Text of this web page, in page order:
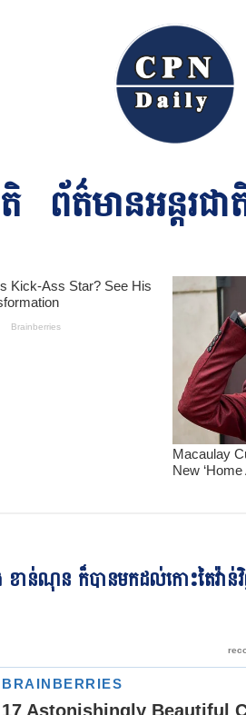
ព័ត៌មានអន្ដរជា
ខាន់ណុន ក៏បានមកដល់កោះតៃវ៉ាន់